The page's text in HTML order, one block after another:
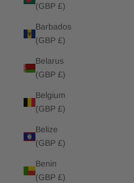
(GBP £)
Barbados
(GBP £)
Belarus
(GBP £)
Belgium
(GBP £)
Belize
(GBP £)
Benin
(GBP £)